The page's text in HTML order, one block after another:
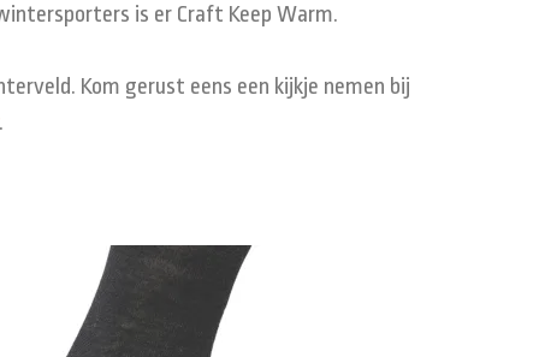
is er Craft Keep Warm.
Kom gerust eens een kijkje nemen bij
.